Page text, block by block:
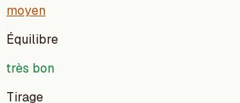
moyen
Équilibre
très bon
Tirage